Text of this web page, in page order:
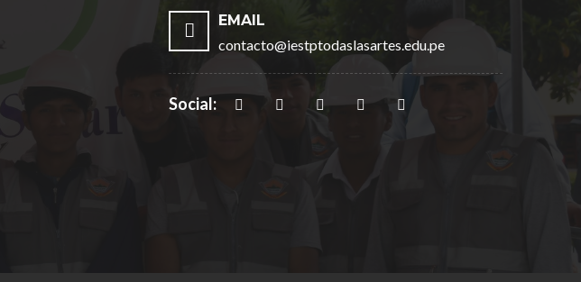
EMAIL
contacto@iestptodaslasartes.edu.pe
Social: